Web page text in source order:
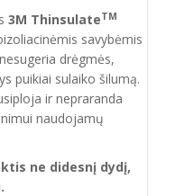
3M ThinsulateTM
savybėmis
drėgmės,
puikiai sulaiko šilumą.
ir nepraranda
naudojamų
ne didesnį dydį,